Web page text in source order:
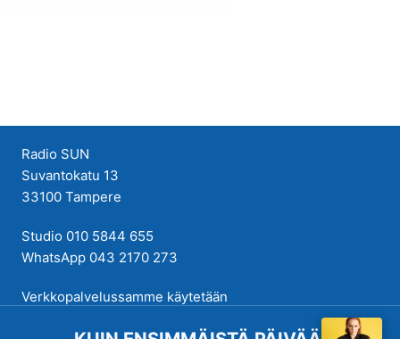
Radio SUN
Suvantokatu 13
33100 Tampere
Studio 010 5844 655
WhatsApp 043 2170 273
Verkkopalvelussamme käytetään